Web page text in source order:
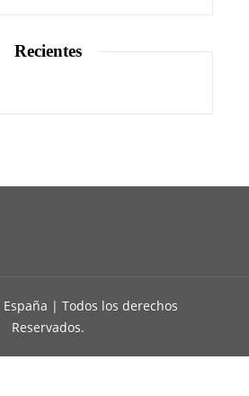
Recientes
| Todos los derechos
Reservados.